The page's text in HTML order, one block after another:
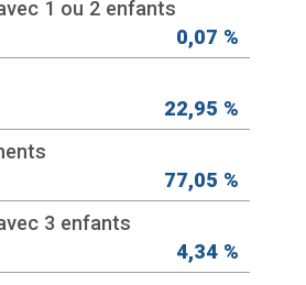
1 ou 2 enfants
0,07 %
22,95 %
77,05 %
3 enfants
4,34 %